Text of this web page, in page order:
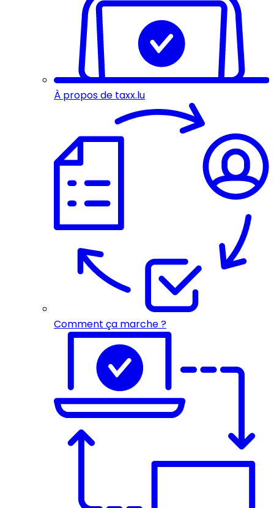
À propos de taxx.lu
Comment ça marche ?